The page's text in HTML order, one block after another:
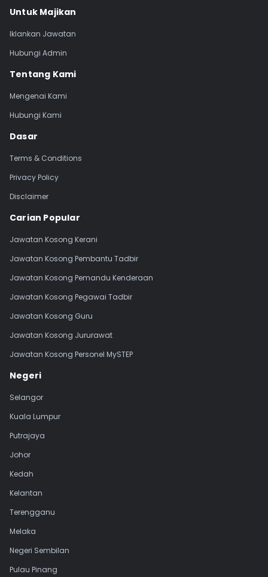
Untuk Majikan
Iklankan Jawatan
Hubungi Admin
Tentang Kami
Mengenai Kami
Hubungi Kami
Dasar
Terms & Conditions
Privacy Policy
Disclaimer
Carian Popular
Jawatan Kosong Kerani
Jawatan Kosong Pembantu Tadbir
Jawatan Kosong Pemandu Kenderaan
Jawatan Kosong Pegawai Tadbir
Jawatan Kosong Guru
Jawatan Kosong Jururawat
Jawatan Kosong Personel MySTEP
Negeri
Selangor
Kuala Lumpur
Putrajaya
Johor
Kedah
Kelantan
Terengganu
Melaka
Negeri Sembilan
Pulau Pinang